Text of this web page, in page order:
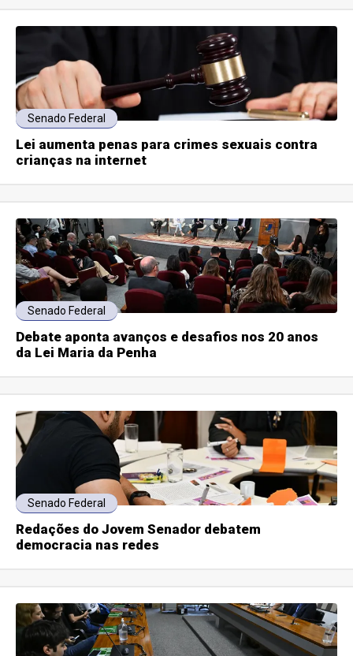
Senado Federal
Lei aumenta penas para crimes sexuais contra
crianças na internet
Senado Federal
Debate aponta avanços e desafios nos 20 anos
da Lei Maria da Penha
Senado Federal
Redações do Jovem Senador debatem
democracia nas redes